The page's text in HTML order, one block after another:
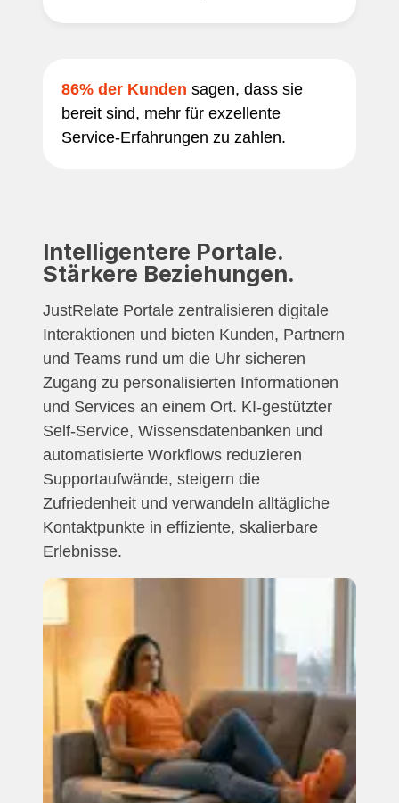
86% der Kunden sagen, dass sie
bereit sind, mehr für exzellente
Service-Erfahrungen zu zahlen.
Intelligentere Portale.
Stärkere Beziehungen.
JustRelate Portale zentralisieren digitale
Interaktionen und bieten Kunden, Partnern
und Teams rund um die Uhr sicheren
Zugang zu personalisierten Informationen
und Services an einem Ort. KI-gestützter
Self-Service, Wissensdatenbanken und
automatisierte Workflows reduzieren
Supportaufwände, steigern die
Zufriedenheit und verwandeln alltägliche
Kontaktpunkte in effiziente, skalierbare
Erlebnisse.